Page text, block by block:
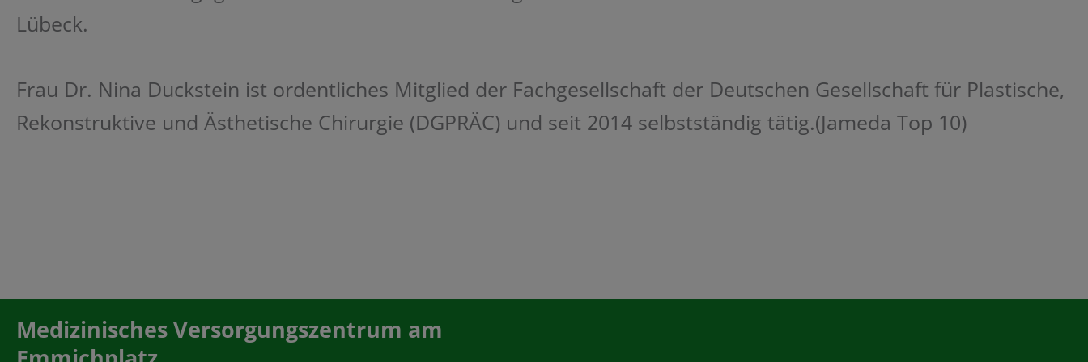
Lübeck.
Frau Dr. Nina Duckstein ist ordentliches Mitglied der Fachgesellschaft der Deutschen Gesellschaft für Plastische,
Rekonstruktive und Ästhetische Chirurgie (DGPRÄC) und seit 2014 selbstständig tätig.(Jameda Top 10)
Medizinisches Versorgungszentrum am